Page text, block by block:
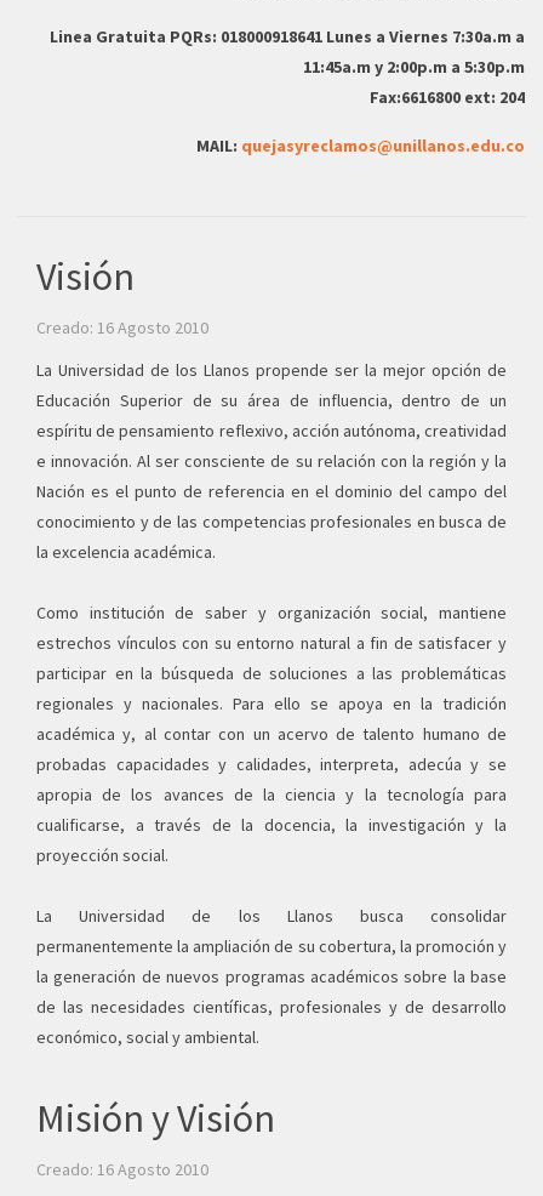
Linea Gratuita PQRs: 018000918641 Lunes a Viernes 7:30a.m a
11:45a.m y 2:00p.m a 5:30p.m
Fax:6616800 ext: 204
MAIL: quejasyreclamos@unillanos.edu.co
Visión
Creado: 16 Agosto 2010
La Universidad de los Llanos propende ser la mejor opción de
Educación Superior de su área de influencia, dentro de un
espíritu de pensamiento reflexivo, acción autónoma, creatividad
e innovación. Al ser consciente de su relación con la región y la
Nación es el punto de referencia en el dominio del campo del
conocimiento y de las competencias profesionales en busca de
la excelencia académica.
Como institución de saber y organización social, mantiene
estrechos vínculos con su entorno natural a fin de satisfacer y
participar en la búsqueda de soluciones a las problemáticas
regionales y nacionales. Para ello se apoya en la tradición
académica y, al contar con un acervo de talento humano de
probadas capacidades y calidades, interpreta, adecúa y se
apropia de los avances de la ciencia y la tecnología para
cualificarse, a través de la docencia, la investigación y la
proyección social.
La Universidad de los Llanos busca consolidar
permanentemente la ampliación de su cobertura, la promoción y
la generación de nuevos programas académicos sobre la base
de las necesidades científicas, profesionales y de desarrollo
económico, social y ambiental.
Misión y Visión
Creado: 16 Agosto 2010